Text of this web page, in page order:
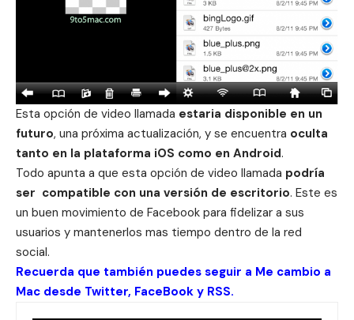
Esta opción de video llamada estaria disponible en un
futuro, una próxima actualización, y se encuentra oculta
tanto en la plataforma iOS como en Android.
Todo apunta a que esta opción de video llamada podría
ser compatible con una versión de escritorio. Este es
un buen movimiento de Facebook para fidelizar a sus
usuarios y mantenerlos mas tiempo dentro de la red
social.
Recuerda que también puedes seguir a Me cambio a
Mac desde Twitter, FaceBook y RSS.